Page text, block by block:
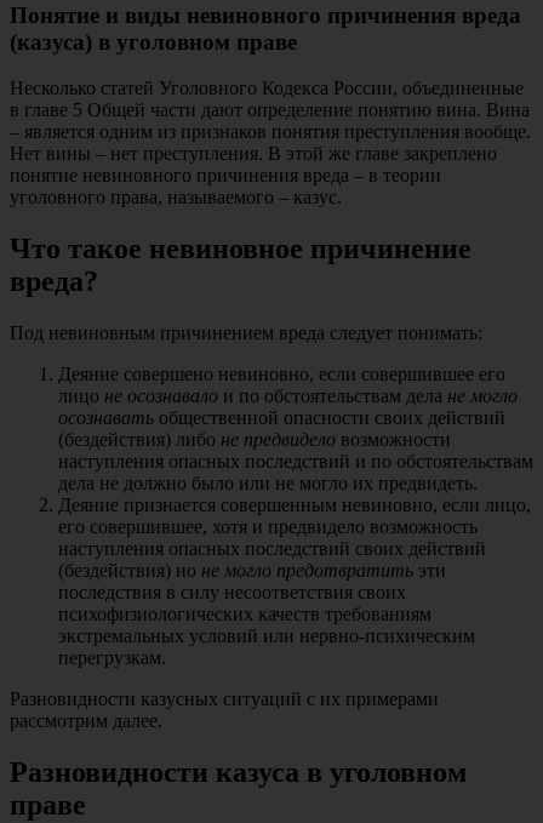
Понятие и виды невиновного причинения вреда
(казуса) в уголовном праве
Несколько статей Уголовного Кодекса России, объединенные
в главе 5 Общей части дают определение понятию вина. Вина
– является одним из признаков понятия преступления вообще.
Нет вины – нет преступления. В этой же главе закреплено
понятие невиновного причинения вреда – в теории
уголовного права, называемого – казус.
Что такое невиновное причинение
вреда?
Под невиновным причинением вреда следует понимать:
Деяние совершено невиновно, если совершившее его
лицо не осознавало и по обстоятельствам дела не могло
осознавать общественной опасности своих действий
(бездействия) либо не предвидело возможности
наступления опасных последствий и по обстоятельствам
дела не должно было или не могло их предвидеть.
Деяние признается совершенным невиновно, если лицо,
его совершившее, хотя и предвидело возможность
наступления опасных последствий своих действий
(бездействия) но не могло предотвратить эти
последствия в силу несоответствия своих
психофизиологических качеств требованиям
экстремальных условий или нервно-психическим
перегрузкам.
Разновидности казусных ситуаций с их примерами
рассмотрим далее.
Разновидности казуса в уголовном
праве